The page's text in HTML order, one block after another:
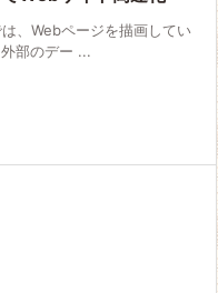
、Webページを描画してい
部のデー ...